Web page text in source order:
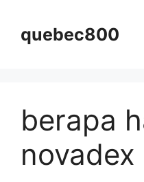
contentquebec800
berapa
novadex